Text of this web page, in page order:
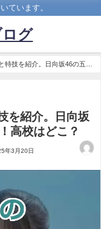
ています。
グ
特技を紹介。日向坂46の五期
を紹介。日向坂
高校はどこ？
年3月20日